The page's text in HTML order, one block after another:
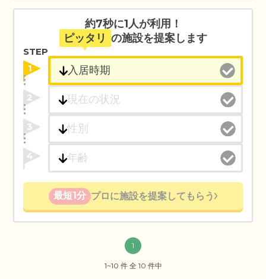
約7秒に1人が利用！
ピッタリ の施設を提案します
STEP
1
2
3
4
最短1分 プロに施設を提案してもらう
1
1~10 件 全 10 件中